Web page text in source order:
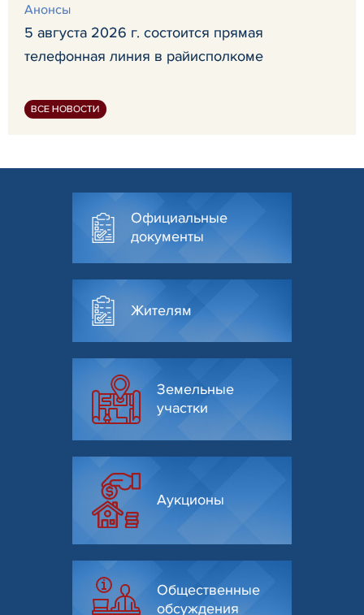
Анонсы
5 августа 2026 г. состоится прямая
телефонная линия в райисполкоме
ВСЕ НОВОСТИ
Официальные
документы
Жителям
Земельные
участки
Аукционы
Общественные
обсуждения